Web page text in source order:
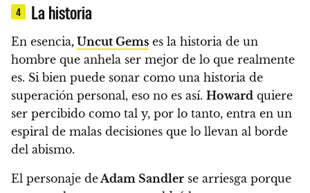
4 La historia
En esencia, Uncut Gems es la historia de un
hombre que anhela ser mejor de lo que realmente
es. Si bien puede sonar como una historia de
superación personal, eso no es así. Howard quiere
ser percibido como tal y, por lo tanto, entra en un
espiral de malas decisiones que lo llevan al borde
del abismo.
El personaje deAdam Sandler se arriesga porque